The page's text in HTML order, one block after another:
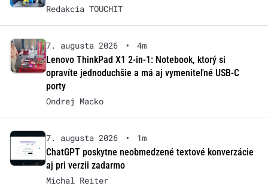
Redakcia TOUCHIT
7. augusta 2026 •
4m
Lenovo ThinkPad X1 2-in-1: Notebook, ktorý si
opravíte jednoduchšie a má aj vymeniteľné USB-C
porty
Ondrej Macko
7. augusta 2026 •
1m
ChatGPT poskytne neobmedzené textové konverzácie
aj pri verzii zadarmo
Michal Reiter